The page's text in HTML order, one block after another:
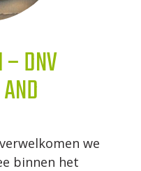
– DNV
we
binnen het